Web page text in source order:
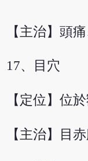
【主治】頭
17、目穴
【定位】位
【主治】目